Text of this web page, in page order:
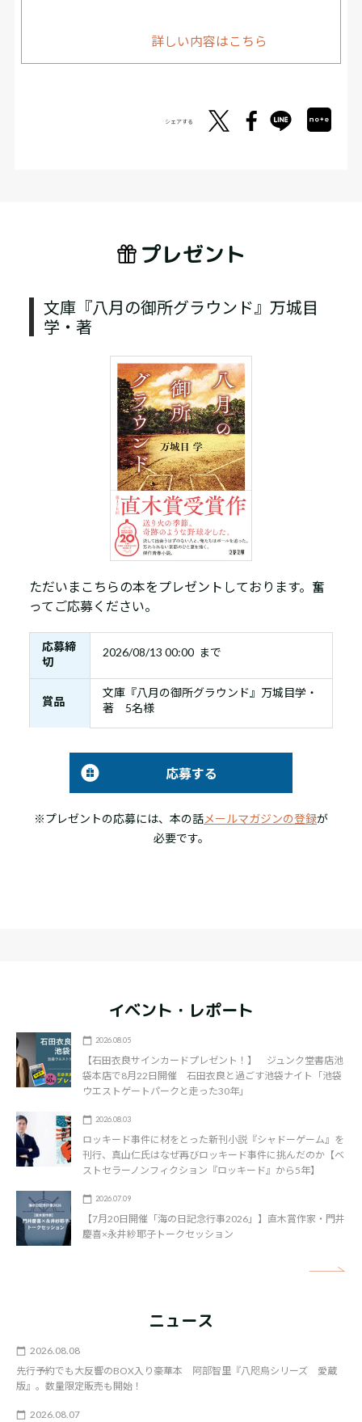
詳しい内容はこちら
シェアする
プレゼント
文庫『八月の御所グラウンド』万城目
学・著
ただいまこちらの本をプレゼントしております。奮
ってご応募ください。
応募締
切
2026/08/13 00:00 まで
賞品
文庫『八月の御所グラウンド』万城目学・
著 5名様
応募する
※プレゼントの応募には、本の話メールマガジンの登録が
必要です。
イベント・レポート
2026.08.05
【石田衣良サインカードプレゼント！】 ジュンク堂書店池
袋本店で8月22日開催 石田衣良と過ごす池袋ナイト「池袋
ウエストゲートパークと走った30年」
2026.08.03
ロッキード事件に材をとった新刊小説『シャドーゲーム』を
刊行、真山仁氏はなぜ再びロッキード事件に挑んだのか【ベ
ストセラーノンフィクション『ロッキード』から5年】
2026.07.09
【7月20日開催「海の日記念行事2026」】直木賞作家・門井
慶喜×永井紗耶子トークセッション
ニュース
2026.08.08
先行予約でも大反響のBOX入り豪華本 阿部智里『八咫烏シリーズ 愛蔵
版』。数量限定販売も開始！
2026.08.07